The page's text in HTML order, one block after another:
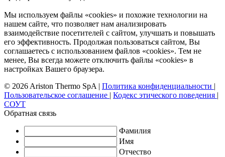
Мы используем файлы «cookies» и похожие технологии на
нашем сайте, что позволяет нам анализировать
взаимодействие посетителей с сайтом, улучшать и повышать
его эффективность. Продолжая пользоваться сайтом, Вы
соглашаетесь с использованием файлов «cookies». Тем не
менее, Вы всегда можете отключить файлы «cookies» в
настройках Вашего браузера.
© 2026 Ariston Thermo SpA | Политика конфиденциальности |
Пользовательское соглашение | Кодекс этического поведения |
СОУТ
Обратная связь
Фамилия
Имя
Отчество